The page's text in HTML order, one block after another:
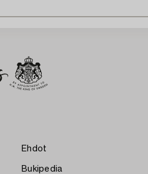
Ehdot
Bukipedia